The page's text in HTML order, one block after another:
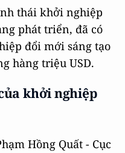
thái khởi nghiệp
phát triển, đã có
đổi mới sáng tạo
hàng triệu USD.
khởi nghiệp
Hồng Quất - Cục